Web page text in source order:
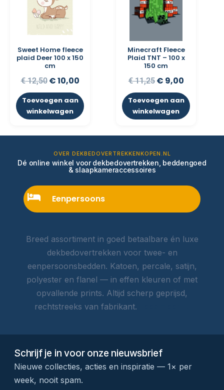
Sweet Home fleece
plaid Deer 100 x 150
cm
€12,50 €10,00
Toevoegen aan
winkelwagen
Minecraft Fleece
Plaid TNT – 100 x
150 cm
€11,25 € 9,00
Toevoegen aan
winkelwagen
OVER DEKBEDOVERTREKKENKOPEN.NL
Dé online winkel voor dekbedovertrekken, beddengoed
& slaapkameraccessoires
Eenpersoons
Breed assortiment in goed betaalbare én luxe
dekbedovertrekken voor twee- en
eenpersoonsbedden. Katoen, percale, satijn,
polyester en flanel — in effen kleuren of met
opvallende prints. Altijd scherp geprijsd,
rechtstreeks van fabrikant.
Schrijf je in voor onze nieuwsbrief
Nieuwe collecties, acties en inspiratie — 1× per
week, nooit spam.